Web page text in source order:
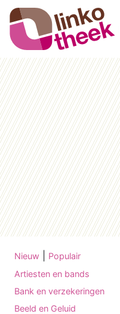
Skip to main content
Nieuw
Populair
Artiesten en bands
Bank en verzekeringen
Beeld en Geluid